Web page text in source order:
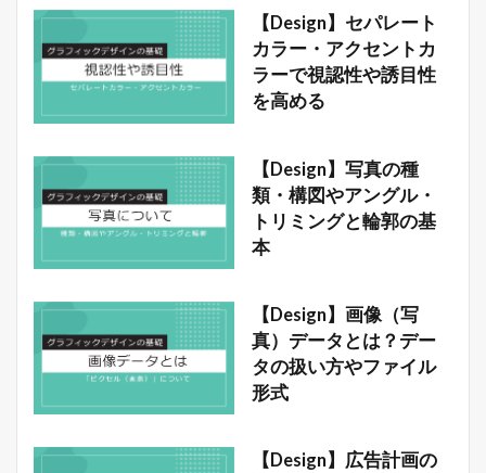
【Design】セパレート
カラー・アクセントカ
ラーで視認性や誘目性
を高める
【Design】写真の種
類・構図やアングル・
トリミングと輪郭の基
本
【Design】画像（写
真）データとは？デー
タの扱い方やファイル
形式
【Design】広告計画の